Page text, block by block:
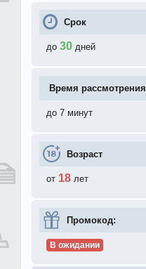
Срок
до 30 дней
Время рассмотрения
до 7 минут
Возраст
от 18 лет
Промокод:
В ожидании